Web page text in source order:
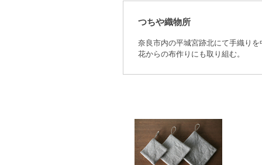
つちや織物所
奈良市内の平城宮跡北にて手織り
花からの布作りにも取り組む。